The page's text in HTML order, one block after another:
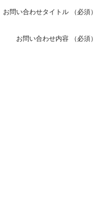
お問い合わせタイトル （必須）
お問い合わせ内容 （必須）